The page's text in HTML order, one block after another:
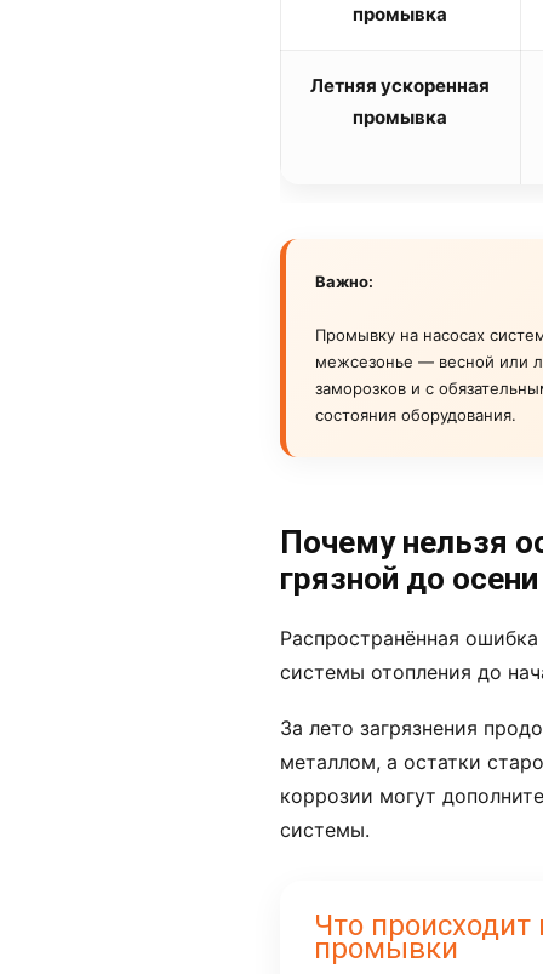
промывка
Летняя ускоренная
промывка
Важно:
Промывку на насосах
межсезонье — весной или
заморозков и с
состояния оборудования.
Почему нельзя
грязной до осени
Распространённая
системы отопления до
За лето загрязнения
металлом, а остатки
коррозии могут
системы.
Что происходит
промывки